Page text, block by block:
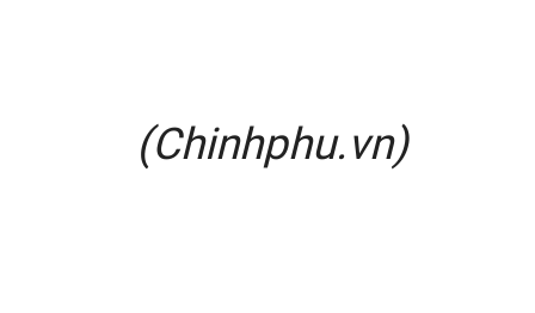
(Chinhphu.vn)